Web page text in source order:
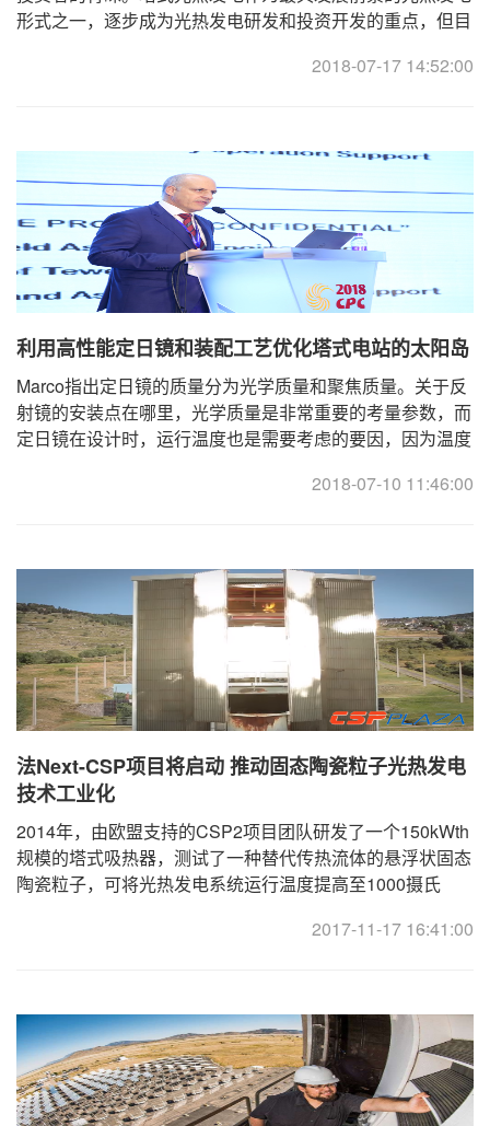
形式之一，逐步成为光热发电研发和投资开发的重点，但目
2018-07-17 14:52:00
利用高性能定日镜和装配工艺优化塔式电站的太阳岛
Marco指出定日镜的质量分为光学质量和聚焦质量。关于反
射镜的安装点在哪里，光学质量是非常重要的考量参数，而
定日镜在设计时，运行温度也是需要考虑的要因，因为温度
2018-07-10 11:46:00
法Next-CSP项目将启动 推动固态陶瓷粒子光热发电
技术工业化
2014年，由欧盟支持的CSP2项目团队研发了一个150kWth
规模的塔式吸热器，测试了一种替代传热流体的悬浮状固态
陶瓷粒子，可将光热发电系统运行温度提高至1000摄氏
2017-11-17 16:41:00